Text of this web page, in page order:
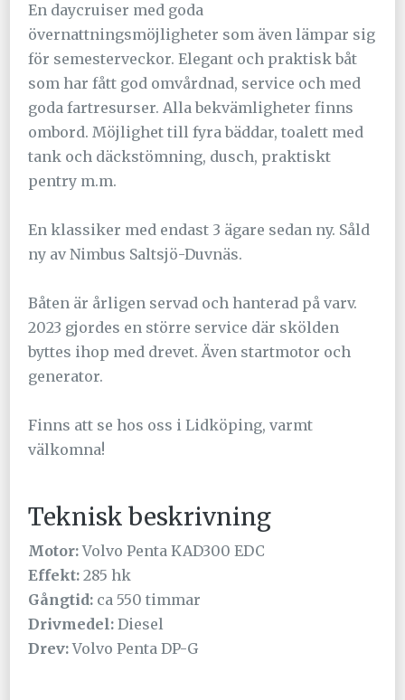
En daycruiser med goda
övernattningsmöjligheter som även lämpar sig
för semesterveckor. Elegant och praktisk båt
som har fått god omvårdnad, service och med
goda fartresurser. Alla bekvämligheter finns
ombord. Möjlighet till fyra bäddar, toalett med
tank och däckstömning, dusch, praktiskt
pentry m.m.
En klassiker med endast 3 ägare sedan ny. Såld
ny av Nimbus Saltsjö-Duvnäs.
Båten är årligen servad och hanterad på varv.
2023 gjordes en större service där skölden
byttes ihop med drevet. Även startmotor och
generator.
Finns att se hos oss i Lidköping, varmt
välkomna!
Teknisk beskrivning
Motor:Volvo Penta KAD300 EDC
Effekt: 285 hk
Gångtid: ca 550 timmar
Drivmedel: Diesel
Drev:Volvo Penta DP-G